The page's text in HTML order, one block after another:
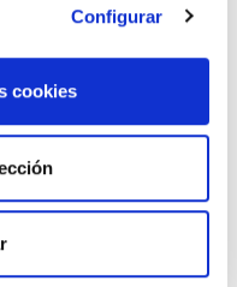
Configurar
cookies